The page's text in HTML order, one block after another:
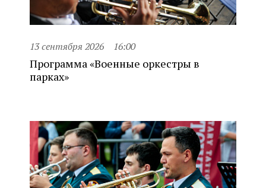
13 сентября 2026 16:00
Программа «Военные оркестры в
парках»